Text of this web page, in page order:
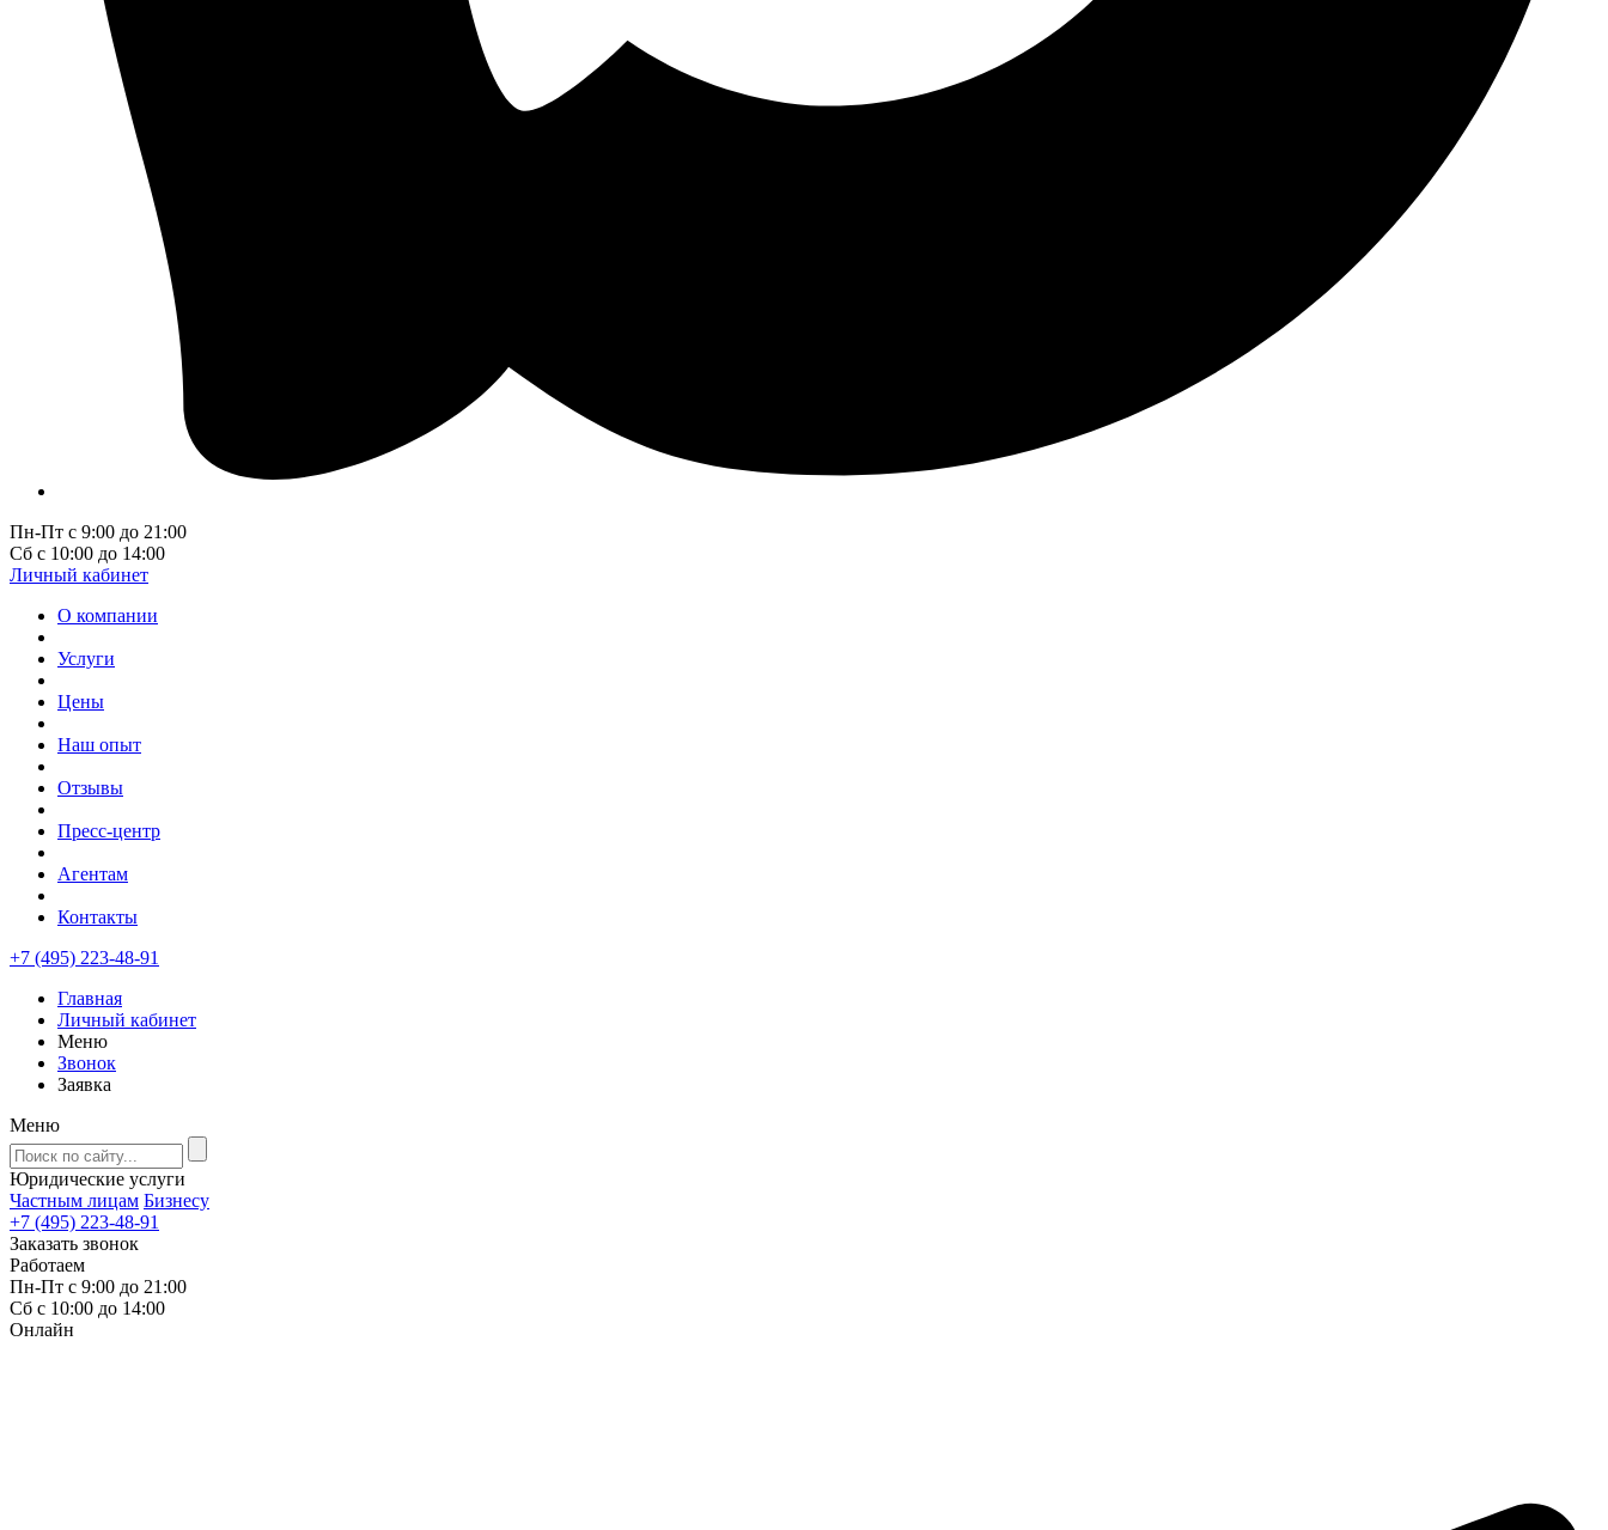
Пн-Пт с 9:00 до 21:00
Сб с 10:00 до 14:00
Личный кабинет
О компании
Услуги
Цены
Наш опыт
Отзывы
Пресс-центр
Агентам
Контакты
+7 (495) 223-48-91
Главная
Личный кабинет
Меню
Звонок
Заявка
Меню
Юридические услуги
Частным лицам Бизнесу
+7 (495) 223-48-91
Заказать звонок
Работаем
Пн-Пт с 9:00 до 21:00
Сб с 10:00 до 14:00
Онлайн